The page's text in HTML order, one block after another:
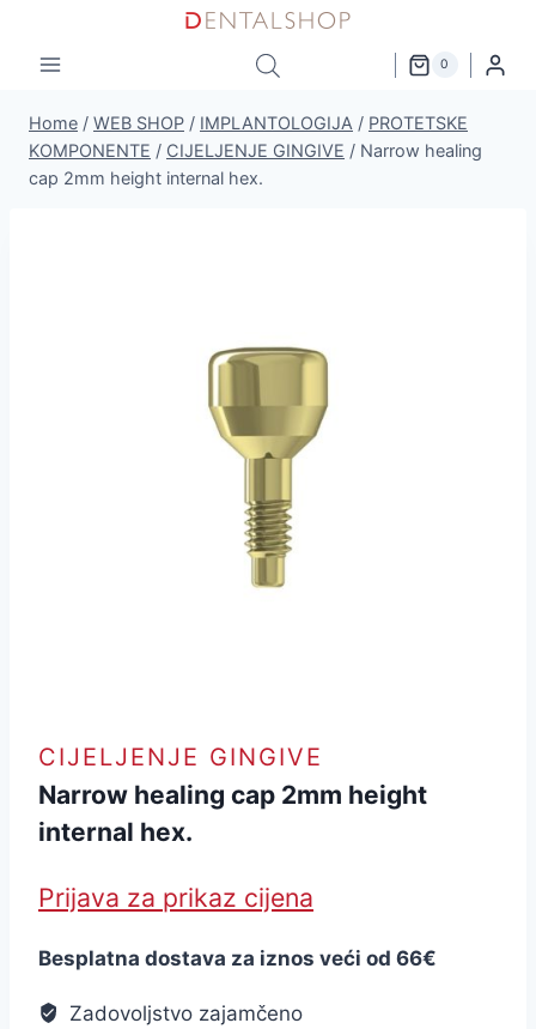
content
0
Home / WEB SHOP / IMPLANTOLOGIJA / PROTETSKE
KOMPONENTE / CIJELJENJE GINGIVE / Narrow healing
cap 2mm height internal hex.
CIJELJENJE GINGIVE
Narrow healing cap 2mm height
internal hex.
Prijava za prikaz cijena
Besplatna dostava za iznos veći od 66€
Zadovoljstvo zajamčeno